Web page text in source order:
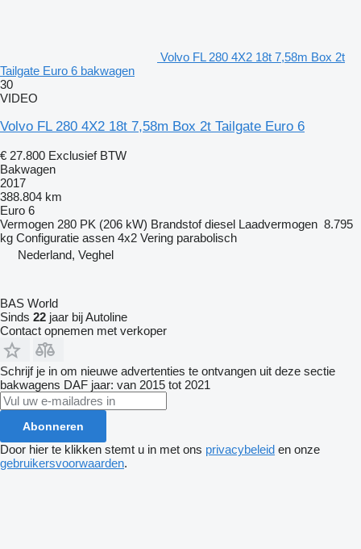
Volvo FL 280 4X2 18t 7,58m Box 2t
Tailgate Euro 6 bakwagen
30
VIDEO
Volvo FL 280 4X2 18t 7,58m Box 2t Tailgate Euro 6
€ 27.800 Exclusief BTW
Bakwagen
2017
388.804 km
Euro 6
Vermogen 280 PK (206 kW) Brandstof diesel Laadvermogen 8.795
kg Configuratie assen 4x2 Vering parabolisch
Nederland, Veghel
BAS World
Sinds 22 jaar bij Autoline
Contact opnemen met verkoper
Schrijf je in om nieuwe advertenties te ontvangen uit deze sectie
bakwagens DAF jaar: van 2015 tot 2021
Abonneren
Door hier te klikken stemt u in met ons privacybeleid en onze
gebruikersvoorwaarden.